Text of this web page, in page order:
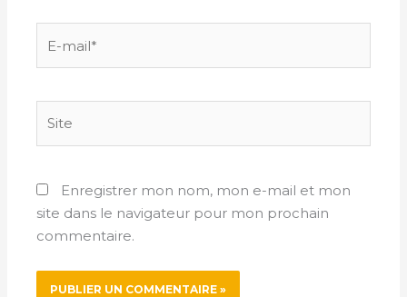
mail*
Enregistrer mon nom, mon e-mail et mon
site dans le navigateur pour mon prochain
commentaire.